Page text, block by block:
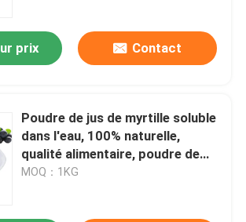
prix Contact
Poudre de jus de myrtille soluble
dans l'eau, 100% naturelle,
qualité alimentaire, poudre de
fruits de myrtille
MOQ：1KG